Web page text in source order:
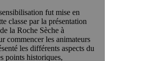
fut mise en
classe par la présentation
la Roche Sèche à
commencer les animateurs
les différents aspects du
points historiques,